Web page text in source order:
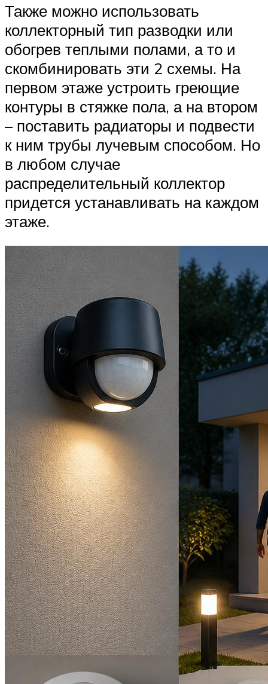
Также можно использовать
коллекторный тип разводки или
обогрев теплыми полами, а то и
скомбинировать эти 2 схемы. На
первом этаже устроить греющие
контуры в стяжке пола, а на втором
– поставить радиаторы и подвести
к ним трубы лучевым способом. Но
в любом случае
распределительный коллектор
придется устанавливать на каждом
этаже.